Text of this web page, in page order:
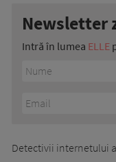
Newsletter
Intră în lumea ELLE
Detectivii internetului